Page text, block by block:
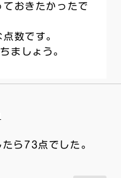
おきたかったで
数です。
ましょう。
ら73点でした。